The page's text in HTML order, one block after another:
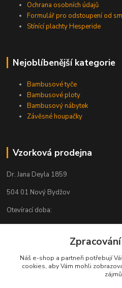
Ochrana osobních údajů
Formulář pro odstoupení od
Stínící plachty Hesperide
Nejoblíbenější kategorie
Bambusové tyče
Bambusové ploty
Bambusový nábytek
Závěsné houpačky
Vzorková prodejna
Dr. Jana Deyla 1859
504 01 Nový Bydžov
Otevírací doba:
Náš e-shop a partneři potřebují
cookies, aby Vám mohli